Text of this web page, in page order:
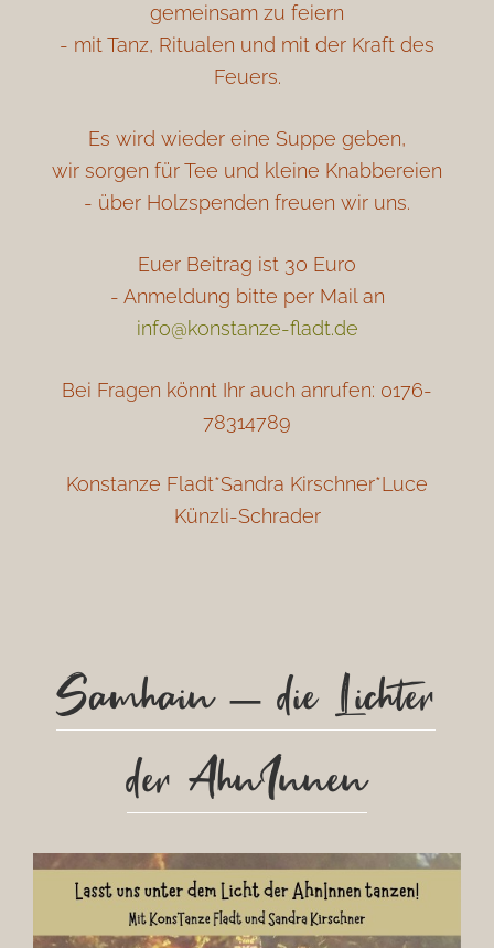
gemeinsam zu feiern
- mit Tanz, Ritualen und mit der Kraft des
Feuers.
Es wird wieder eine Suppe geben,
wir sorgen für Tee und kleine Knabbereien
- über Holzspenden freuen wir uns.
Euer Beitrag ist 30 Euro
- Anmeldung bitte per Mail an
info@konstanze-fladt.de
Bei Fragen könnt Ihr auch anrufen: 0176-
78314789
Konstanze Fladt*Sandra Kirschner*Luce
Künzli-Schrader
Samhain – die Lichter
der AhnInnen